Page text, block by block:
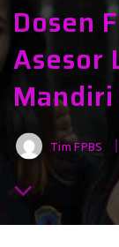
Dosen
Asesor
Tim FPBS